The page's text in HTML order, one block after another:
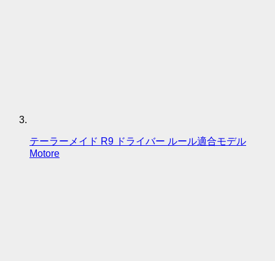
テーラーメイド R9 ドライバー ルール適合モデル
Motore